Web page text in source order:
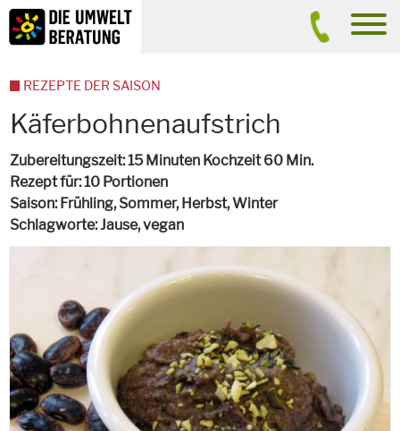
Inhalt
Suche
Käferbohnenaufstrich
Zubereitungszeit 15 Minuten Kochzeit 60 Min.
Rezept für 10 Portionen
Saison Frühling, Sommer, Herbst, Winter
Schlagworte Jause,vegan
REZEPTE DER SAISON